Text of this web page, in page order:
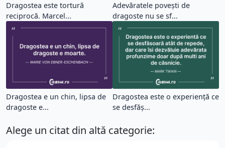
Dragostea este tortură
reciprocă. Marcel...
Adevăratele poveşti de
dragoste nu se sf...
Dragostea e un chin, lipsa de
dragoste e...
Dragostea este o experiență ce
se desfăș...
Alege un citat din altă categorie: